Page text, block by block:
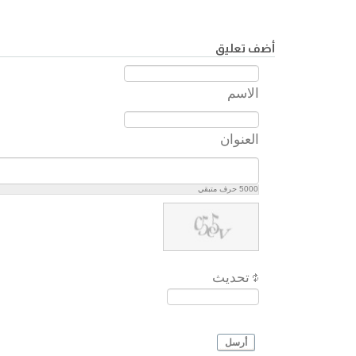
أضف تعليق
الاسم
العنوان
5000 حرف متبقي
تحديث
أرسل